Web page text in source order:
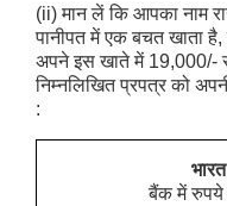
(ii) मान लें कि आपका नाम
पानीपत में एक बचत खाता
अपने इस खाते में 19,000/-
निम्नलिखित प्रपत्र को
:
बैंक में रुपये